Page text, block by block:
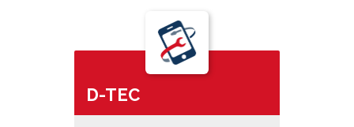
D-TEC